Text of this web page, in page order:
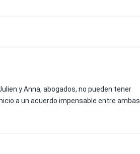
y Anna, abogados, no pueden tener
a un acuerdo impensable entre ambas